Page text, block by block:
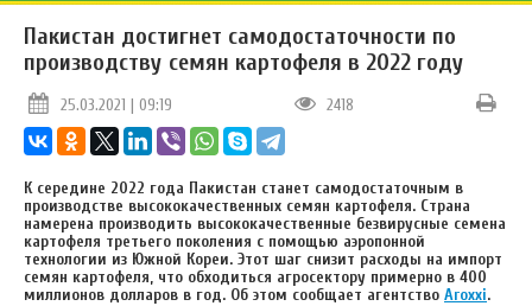
Пакистан достигнет самодостаточности по
производству семян картофеля в 2022 году
25.03.2021 | 09:19 2418
К середине 2022 года Пакистан станет самодостаточным в
производстве высококачественных семян картофеля. Страна
намерена производить высококачественные безвирусные семена
картофеля третьего поколения с помощью аэропонной
технологии из Южной Кореи. Этот шаг снизит расходы на импорт
семян картофеля, что обходиться агросектору примерно в 400
миллионов долларов в год. Об этом сообщает агентство Аroxxi.